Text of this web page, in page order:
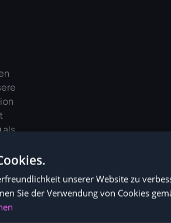
als
unserer Website zu
Sie der Verwendung von Cookies